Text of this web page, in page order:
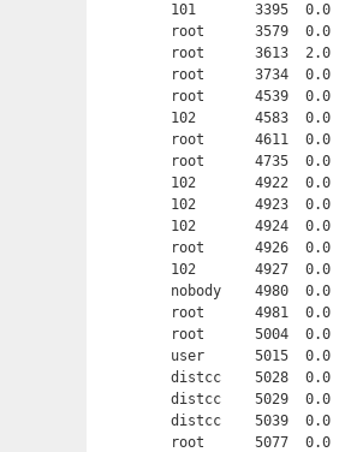
101       3395  0.0
root      3579  0.0
root      3613  2.0
root      3734  0.0
root      4539  0.0
102       4583  0.0
root      4611  0.0
root      4735  0.0
102       4922  0.0
102       4923  0.0
102       4924  0.0
root      4926  0.0
102       4927  0.0
nobody    4980
root      4981  0.0
root      5004
user      5015  0.0
distcc    5028  0.0
distcc    5029  0.0
distcc    5039  0.0
root      5077  0.0